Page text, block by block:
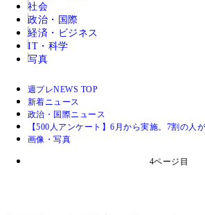
社会
政治・国際
経済・ビジネス
IT・科学
写真
週プレNEWS TOP
新着ニュース
政治・国際ニュース
【500人アンケート】6月から実施。7割の
画像・写真
4ページ目